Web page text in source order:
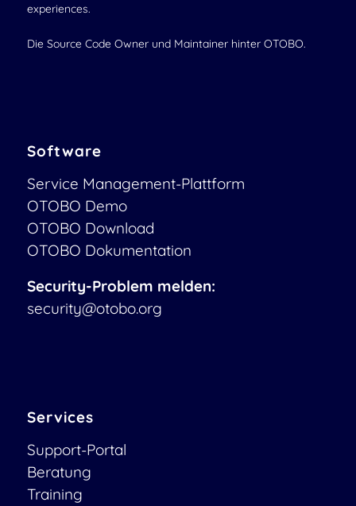
experiences.
Die Source Code Owner und Maintainer hinter OTOBO.
Software
Service Management-Plattform
OTOBO Demo
OTOBO Download
OTOBO Dokumentation
Security-Problem melden:
security@otobo.org
Services
Support-Portal
Beratung
Training